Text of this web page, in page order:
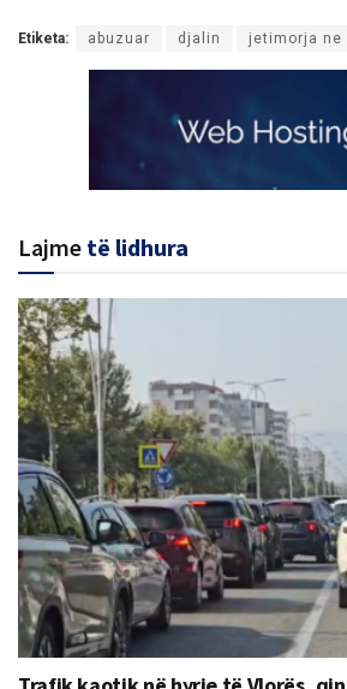
Etiketa: abuzuar djalin jetimorja ne
Lajme të lidhura